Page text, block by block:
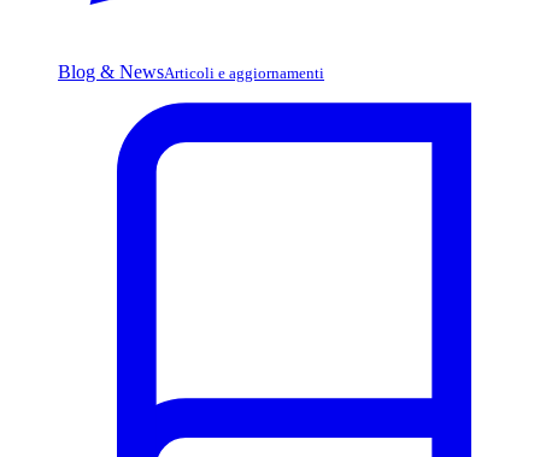
Blog & NewsArticoli e aggiornamenti